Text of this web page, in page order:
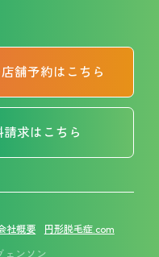
店舗予約はこちら
請求はこちら
社概要 円形脱毛症.com
ンソン.